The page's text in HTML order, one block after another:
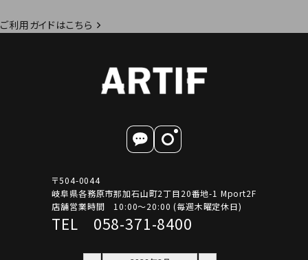
ご利用ガイドはこちら
〒504-0044
岐阜県各務原市那加石山町2丁目20番地-1 Mport2F
店舗営業時間 10:00～20:00 (毎週木曜定休日)
TEL 058-371-8400